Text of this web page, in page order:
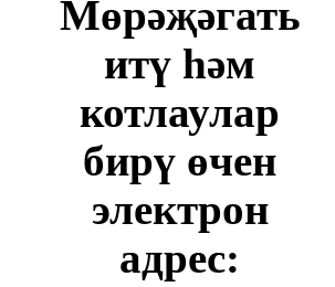
Мөрәҗәгать
итү һәм
котлаулар
бирү өчен
электрон
адрес: